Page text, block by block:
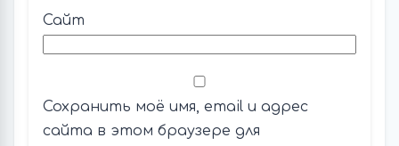
Сайт
Сохранить моё имя, email и адрес
сайта в этом браузере для